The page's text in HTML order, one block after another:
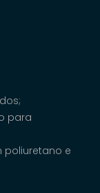
para
poliuretano e